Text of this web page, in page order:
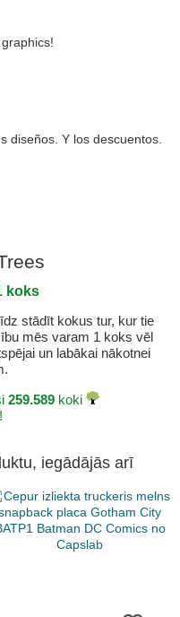
diseños. Y los descuentos.
koks
stādīt kokus tur, kur tie
mēs varam 1 koks vēl
un labākai nākotnei
259.589 koki
iegādājās arī